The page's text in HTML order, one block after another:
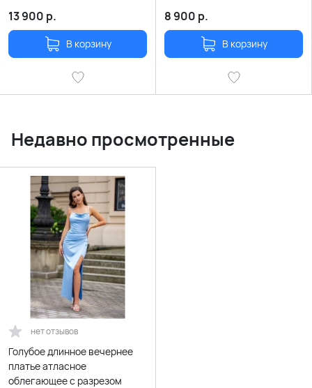
13 900 р.
В корзину
8 900 р.
В корзину
Недавно просмотренные
нет отзывов
Голубое длинное вечернее
платье атласное
облегающее с разрезом